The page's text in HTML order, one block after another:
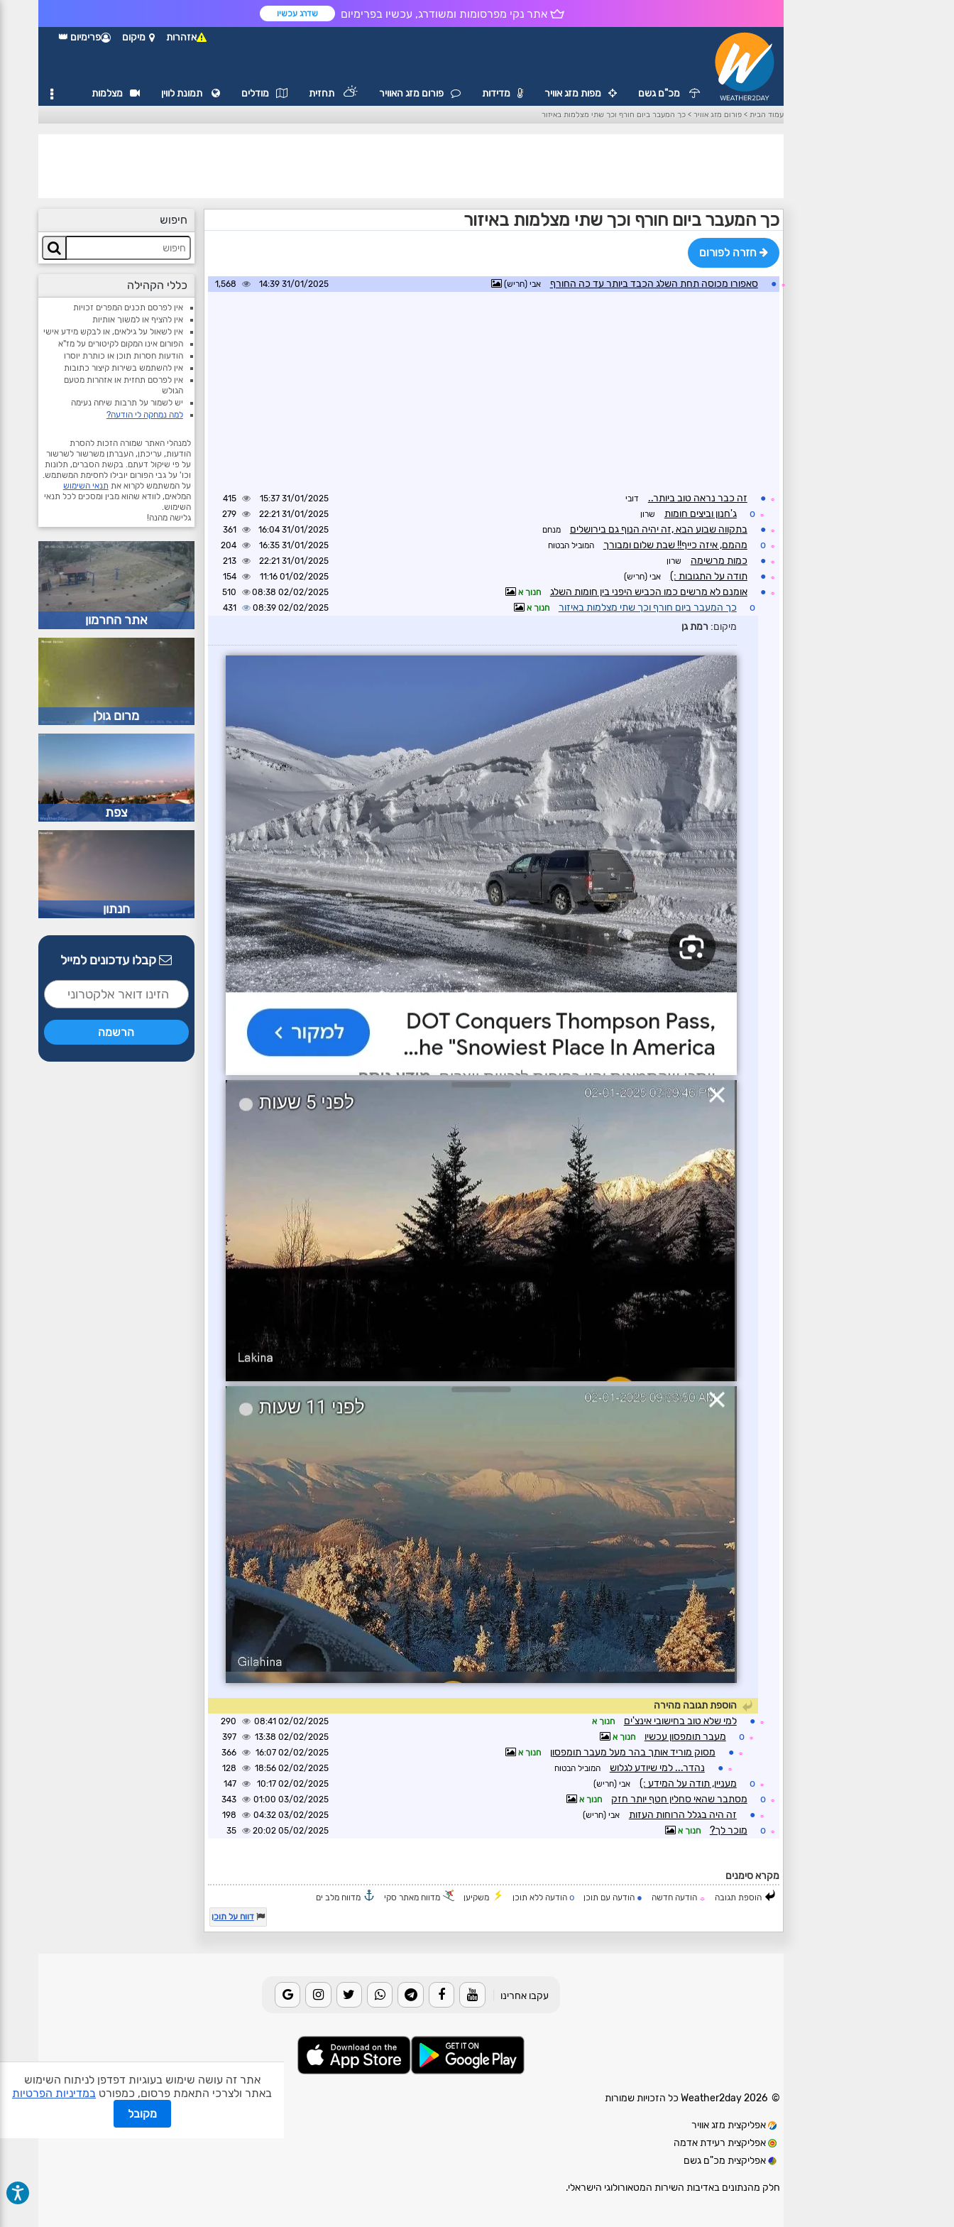
אתר זה עושה שימוש בעוגיות דפדפן לניתוח השימוש
באתר ולצרכי התאמת פרסום, כמפורט במדיניות הפרטיות
מקובל
אתר נקי מפרסומות ומשודרג, עכשיו בפרימיום שדרג עכשיו
אזהרות מיקום פרימיום 👑
מכ"ם גשם מפות מזג אוויר מדידות פורום מזג האוויר תחזית מודלים תמונת לווין מצלמות
עמוד הבית >פורום מזג אוויר >כך המעבר ביום חורף וכך שתי מצלמות באיזור
כך המעבר ביום חורף וכך שתי מצלמות באיזור
חזרה לפורום
☼
● סאפורו מכוסה תחת השלג הכבד ביותר עד כה החורף אבי (חריש) 31/01/2025 14:39
1,568
☼
● זה כבר נראה טוב ביותר.. דובי 31/01/2025 15:37
415
☼
o ג'חנון וביצים חומות שרון 31/01/2025 22:21
279
☼
● בתקווה שבוע הבא ,זה יהיה הנוף גם בירושלים מנחם 31/01/2025 16:04
361
☼
o מהמם, איזה כייף!! שבת שלום ומבורך המוביל הבטוח 31/01/2025 16:35
204
☼
● כמות מרשימה שרון 31/01/2025 22:21
213
☼
● תודה על התגובות :) אבי (חריש) 01/02/2025 11:16
154
☼
● אומנם לא מרשים כמו הכביש היפני בין חומות השלג חנוך א 02/02/2025 08:38
510
o כך המעבר ביום חורף וכך שתי מצלמות באיזור חנוך א 02/02/2025 08:39
431
מיקום: רמת גן
הוספת תגובה מהירה
☼
● למי שלא טוב בחישובי אינצ'ים חנוך א 02/02/2025 08:41
290
☼
o מעבר תומפסון עכשיו חנוך א 02/02/2025 13:38
397
☼
● מסוק מוריד אותך בהר מעל מעבר תומפסון חנוך א 02/02/2025 16:07
366
☼
● נהדר... למי שיודע לגלוש המוביל הבטוח 02/02/2025 18:56
128
☼
o מעניין, תודה על המידע :) אבי (חריש) 02/02/2025 10:17
147
☼
o מסתבר שהאי סחלין חטף יותר חזק חנוך א 03/02/2025 01:00
343
☼
● זה היה בגלל הרוחות העזות אבי (חריש) 03/02/2025 04:32
198
☼
o מוכר לך? חנוך א 05/02/2025 20:02
35
מקרא סימנים
הוספת תגובה ☼ הודעה חדשה ● הודעה עם תוכן o הודעה ללא תוכן משקיען מדווח מאתר סקי
מדווח מלב ים
דווח על תוכן
חיפוש
כללי הקהילה
אין לפרסם תכנים המפרים זכויות
אין להציף או למשוך אותיות
אין לשאול על גילאים, או לבקש מידע אישי
הפורום אינו המקום לקיטורים על מז"א
הודעות חסרות תוכן או כותרת יוסרו
אין להשתמש בשירות קיצור כתובות
אין לפרסם תחזית או אזהרות מטעם
הגולש
יש לשמור על תרבות שיחה נעימה
למה נמחקה לי הודעה?
למנהלי האתר שמורה הזכות להסרת
הודעות, עריכתן, העברתן משרשור לשרשור
על פי שיקול דעתם. בקשת הסברים, תלונות
וכו' על גבי הפורום יובילו לחסימת המשתמש.
על המשתמש לקרוא את תנאי השימוש
המלאים, לוודא שהוא מבין ומסכים לכל תנאי
השימוש.
גלישה מהנה!
אתר החרמון
מרום גולן
צפת
חנתון
קבלו עדכונים למייל
עקבו אחרינו
© 2026 Weather2day כל הזכויות שמורות
אפליקצית מזג אוויר
אפליקצית רעידת אדמה
אפליקצית מכ"ם גשם
חלק מהנתונים באדיבות השירות המטאורולוגי הישראלי.
אודות האתר פרטיות תנאי שימוש צור קשר בעלי אתרים